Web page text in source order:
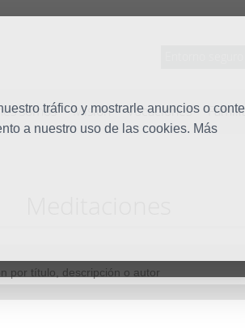
tráfico y mostrarle anuncios o
a nuestro uso de las cookies. Más
somos Misión Vocaciones